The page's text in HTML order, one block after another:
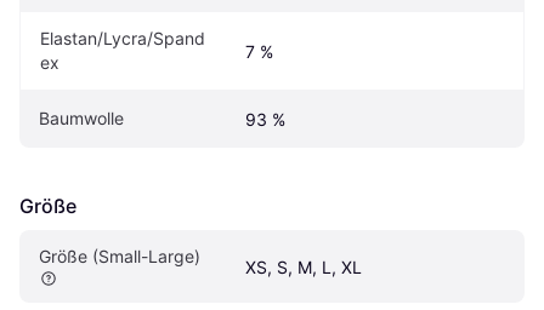
Elastan/Lycra/Spand
ex
7 %
Baumwolle 93 %
Größe
Größe (Small-Large)
XS, S, M, L, XL